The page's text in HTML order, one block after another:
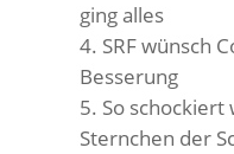
ging alles
SRF wünsch
Besserung
So schockiert
Sternchen der